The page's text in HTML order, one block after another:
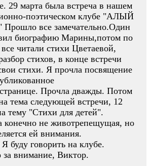
29 марта была встреча в нашем
поэтическом клубе "АЛЫЙ
все замечательно.Один
биографию Марины,потом по
читали стихи Цветаевой,
стихов, в конце встречи
стихи. Я прочла посвящение
Прочла дважды. Потом
тема следующей встречи, 12
тему "Стихи для детей".
конечно не животрепещущая, но
ей внимания.
буду говорить на клубе.
за внимание, Виктор.